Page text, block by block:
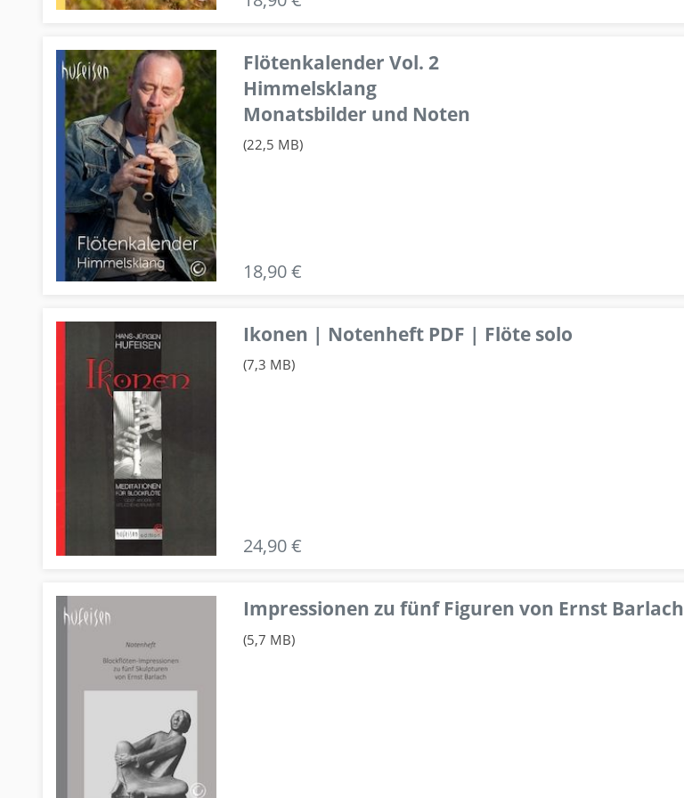
Flötenkalender Vol. 2
Himmelsklang
Monatsbilder und Noten
(22,5 MB)
18,90 €
Ikonen | Notenheft PDF | Flöte solo
(7,3 MB)
24,90 €
Impressionen zu fünf Figuren von Ernst Barlach
(5,7 MB)